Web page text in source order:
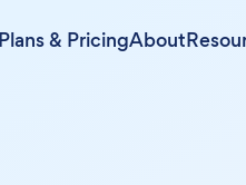
Plans & PricingAbout